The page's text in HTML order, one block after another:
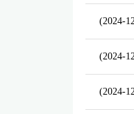
(2024-
(2024-
(2024-